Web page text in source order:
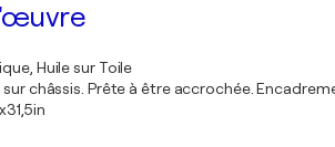
Huile sur Toile
sur châssis. Prête à être accrochée.